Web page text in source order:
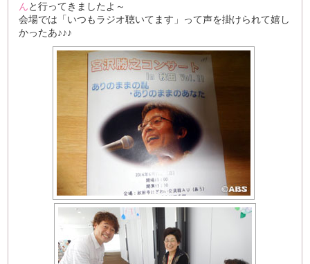
んと行ってきましたよ～
会場では「いつもラジオ聴いてます」って声を掛けられて嬉し
かったあ♪♪♪